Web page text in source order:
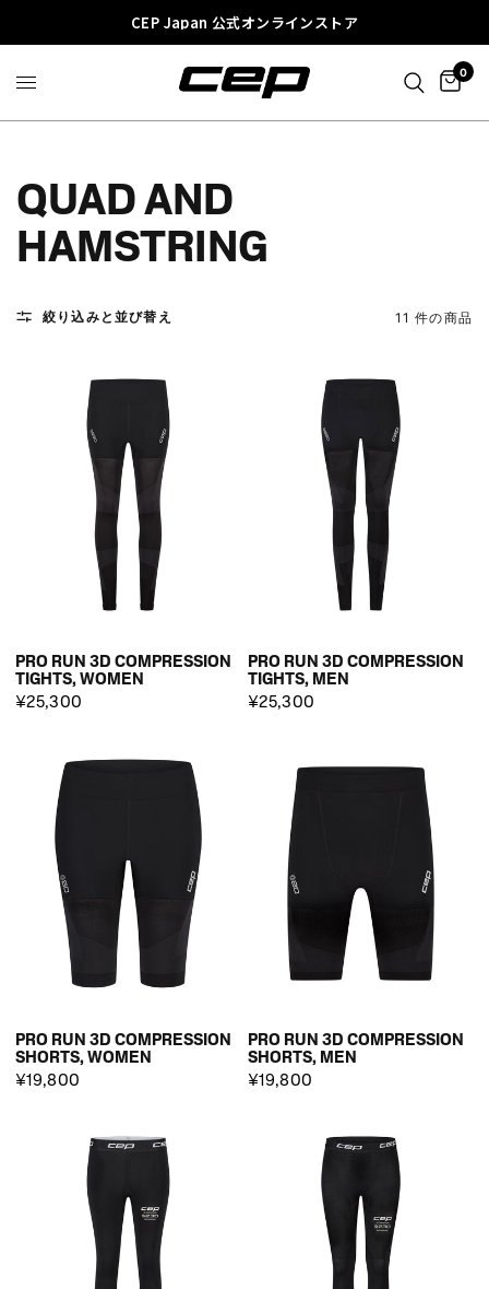
CEP Japan 公式オンラインストア
0
QUAD AND
HAMSTRING
絞り込みと並び替え 11 件の商品
PRO RUN 3D COMPRESSION
TIGHTS, WOMEN
¥25,300
PRO RUN 3D COMPRESSION
TIGHTS, MEN
¥25,300
PRO RUN 3D COMPRESSION
SHORTS, WOMEN
¥19,800
PRO RUN 3D COMPRESSION
SHORTS, MEN
¥19,800